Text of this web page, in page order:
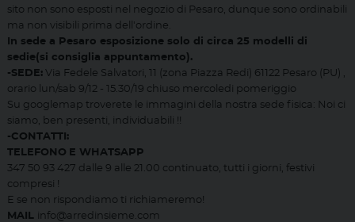
sito non sono esposti nel negozio di Pesaro, dunque sono ordinabili
ma non visibili prima dell'ordine.
In sede a Pesaro esposizione solo di circa 25 modelli di
sedie(si consiglia appuntamento).
-SEDE:Via Fedele Salvatori, 11 (zona Piazza Redi) 61122 Pesaro (PU) ,
orario lun/sab 9/12 - 15.30/19 chiuso mercoledi pomeriggio
Su googlemap troverete le immagini della nostra sede fisica: Noi ci
siamo, ben presenti, individuabili !!
-CONTATTI:
TELEFONO E WHATSAPP
347 50 93 427 dalle 9 alle 21.00 continuato, tutti i giorni, festivi
compresi !
E se non rispondiamo ti richiameremo!
MAIL info@arredinsieme.com